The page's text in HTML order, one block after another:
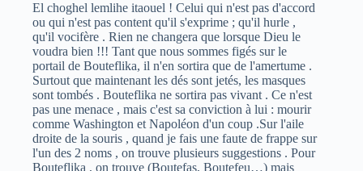
El choghel lemlihe itaouel ! Celui qui n'est pas d'accord
ou qui n'est pas content qu'il s'exprime ; qu'il hurle ,
qu'il vocifère . Rien ne changera que lorsque Dieu le
voudra bien !!! Tant que nous sommes figés sur le
portail de Bouteflika, il n'en sortira que de l'amertume .
Surtout que maintenant les dés sont jetés, les masques
sont tombés . Bouteflika ne sortira pas vivant . Ce n'est
pas une menace , mais c'est sa conviction à lui : mourir
comme Washington et Napoléon d'un coup .Sur l'aile
droite de la souris , quand je fais une faute de frappe sur
l'un des 2 noms , on trouve plusieurs suggestions . Pour
Bouteflika , on trouve (Boutefas, Boutefeu…) mais